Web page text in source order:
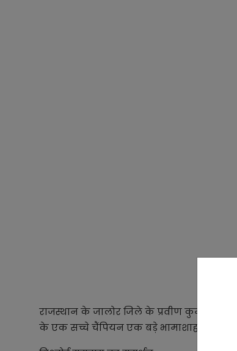
राजस्थान के जालोर जिले के प्रवीण कुमार
के एक सच्चे चैंपियन एक बड़े भामाशाह और एक